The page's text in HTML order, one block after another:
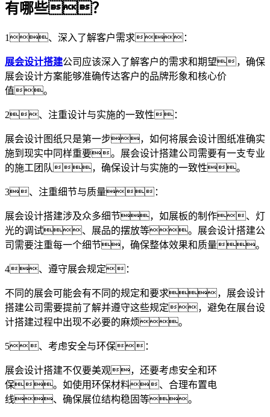
有哪些？
1、深入了解客户需求：
展会设计搭建公司应该深入了解客户的需求和期望，确保
展会设计方案能够准确传达客户的品牌形象和核心价
值。
2、注重设计与实施的一致性：
展会设计图纸只是第一步，如何将展会设计图纸准确实
施到现实中同样重要。展会设计搭建公司需要有一支专业
的施工团队，确保设计与实施的一致性。
3、注重细节与质量：
展会设计搭建涉及众多细节，如展板的制作、灯
光的调试、展品的摆放等。展会设计搭建公
司需要注重每一个细节，确保整体效果和质量。
4、遵守展会规定：
不同的展会可能会有不同的规定和要求，展会设计
搭建公司需要提前了解并遵守这些规定，避免在展台设
计搭建过程中出现不必要的麻烦。
5、考虑安全与环保：
展会设计搭建不仅要美观，还要考虑安全和环
保。如使用环保材料、合理布置电
线、确保展位结构稳固等。